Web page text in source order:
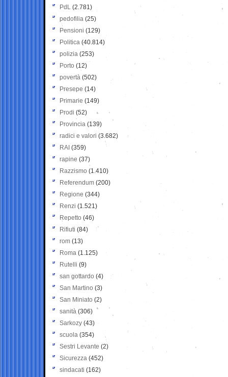
PdL (2.781)
pedofilia (25)
Pensioni (129)
Politica (40.814)
polizia (253)
Porto (12)
povertà (502)
Presepe (14)
Primarie (149)
Prodi (52)
Provincia (139)
radici e valori (3.682)
RAI (359)
rapine (37)
Razzismo (1.410)
Referendum (200)
Regione (344)
Renzi (1.521)
Repetto (46)
Rifiuti (84)
rom (13)
Roma (1.125)
Rutelli (9)
san gottardo (4)
San Martino (3)
San Miniato (2)
sanità (306)
Sarkozy (43)
scuola (354)
Sestri Levante (2)
Sicurezza (452)
sindacati (162)